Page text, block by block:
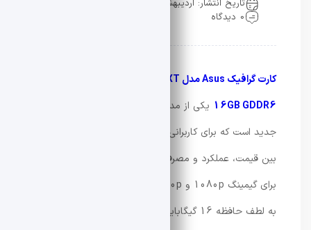
تاریخ انتشار: اردیبهشت 21, 1405
0 دیدگاه
کارت گرافیک Asus مدل Dual Radeon RX 9060 XT
16GB GDDR6 یکی از مدل‌های میان‌رده قدرتمند نسل
جدید است که برای کاربرانی طراحی شده که به دنبال تعادل
بین قیمت، عملکرد و مصرف انرژی هستند. این کارت بیشتر
به لطف حافظه 16 گیگابایتی، برای استفاده در سال‌های